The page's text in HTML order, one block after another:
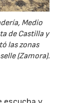
Medio
de Castilla y
las zonas
(Zamora).